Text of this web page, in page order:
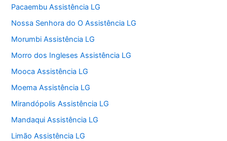
Pacaembu Assistência LG
Nossa Senhora do O Assistência LG
Morumbi Assistência LG
Morro dos Ingleses Assistência LG
Mooca Assistência LG
Moema Assistência LG
Mirandópolis Assistência LG
Mandaqui Assistência LG
Limão Assistência LG